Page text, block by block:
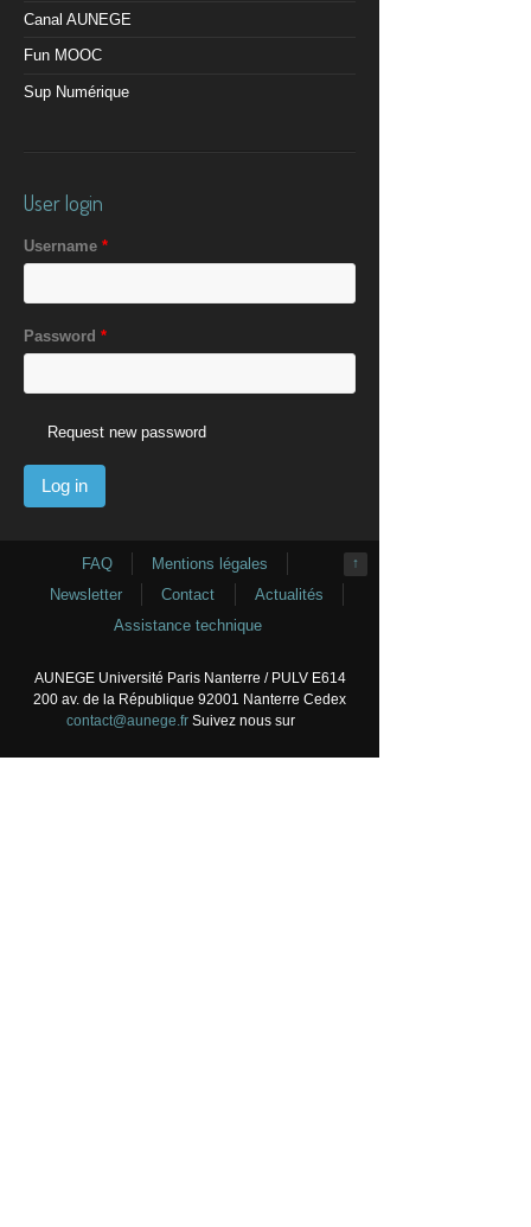
Canal AUNEGE
Fun MOOC
Sup Numérique
User login
Username *
Password *
Request new password
↑
FAQ
Mentions légales
Newsletter
Contact
Actualités
Assistance technique
AUNEGE Université Paris Nanterre / PULV E614
200 av. de la République 92001 Nanterre Cedex
contact@aunege.frSuivez nous sur